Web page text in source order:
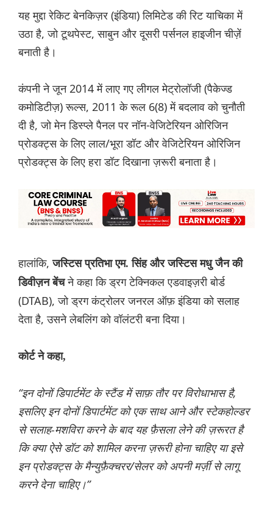
यह मुद्दा रेकिट बेनकिज़र (इंडिया) लिमिटेड की रिट याचिका में
उठा है, जो टूथपेस्ट, साबुन और दूसरी पर्सनल हाइजीन चीज़ें
बनाती है।
कंपनी ने जून 2014 में लाए गए लीगल मेट्रोलॉजी (पैकेज्ड
कमोडिटीज़) रूल्स, 2011 के रूल 6(8) में बदलाव को चुनौती
दी है, जो मेन डिस्प्ले पैनल पर नॉन-वेजिटेरियन ओरिजिन
प्रोडक्ट्स के लिए लाल/भूरा डॉट और वेजिटेरियन ओरिजिन
प्रोडक्ट्स के लिए हरा डॉट दिखाना ज़रूरी बनाता है।
हालांकि,जस्टिस प्रतिभा एम. सिंह और जस्टिस मधु जैन की
डिवीज़न बेंचने कहा कि ड्रग टेक्निकल एडवाइज़री बोर्ड
(DTAB), जो ड्रग कंट्रोलर जनरल ऑफ़ इंडिया को सलाह
देता है, उसने लेबलिंग को वॉलंटरी बना दिया।
कोर्ट ने कहा,
“इन दोनों डिपार्टमेंट के स्टैंड में साफ़ तौर पर विरोधाभास है,
इसलिए इन दोनों डिपार्टमेंट को एक साथ आने और स्टेकहोल्डर
से सलाह-मशविरा करने के बाद यह फ़ैसला लेने की ज़रूरत है
कि क्या ऐसे डॉट को शामिल करना ज़रूरी होना चाहिए या इसे
इन प्रोडक्ट्स के मैन्युफ़ैक्चरर/सेलर को अपनी मर्ज़ी से लागू
करने देना चाहिए।”